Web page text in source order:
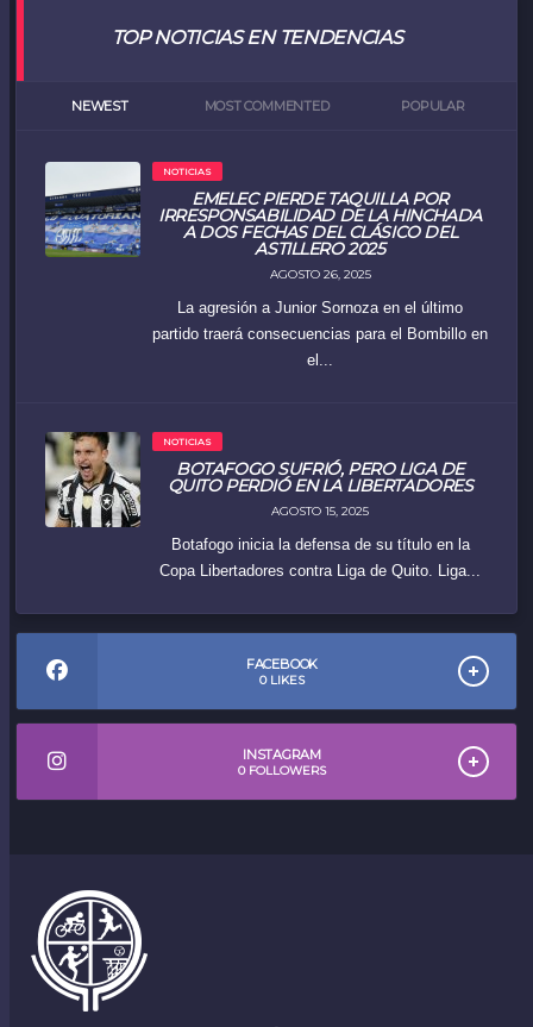
TOP NOTICIAS EN TENDENCIAS
NEWEST MOST COMMENTED POPULAR
NOTICIAS
EMELEC PIERDE TAQUILLA POR
IRRESPONSABILIDAD DE LA HINCHADA
A DOS FECHAS DEL CLÁSICO DEL
ASTILLERO 2025
AGOSTO 26, 2025
La agresión a Junior Sornoza en el último
partido traerá consecuencias para el Bombillo en
el...
NOTICIAS
BOTAFOGO SUFRIÓ, PERO LIGA DE
QUITO PERDIÓ EN LA LIBERTADORES
AGOSTO 15, 2025
Botafogo inicia la defensa de su título en la
Copa Libertadores contra Liga de Quito. Liga...
FACEBOOK
0LIKES
INSTAGRAM
0FOLLOWERS